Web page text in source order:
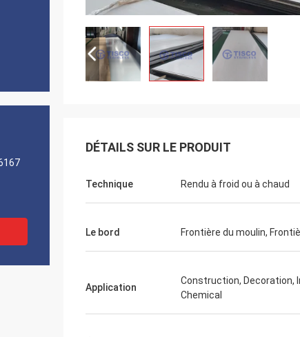
DÉTAILS SUR LE PRODUIT
Technique Rendu à froid ou à chaud
Le bord Frontière du moulin,
Application
Construction, Decoration,
Chemical